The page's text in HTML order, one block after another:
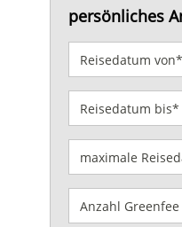
persönliches